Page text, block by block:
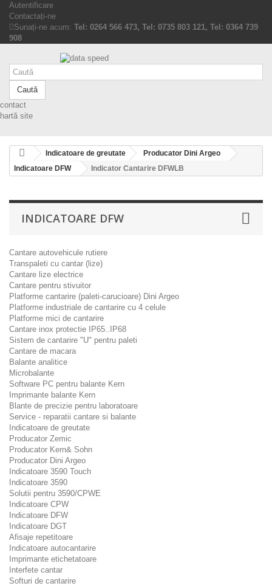
Autentificare
Contactați-ne
Sunați-ne acum: Tel: 0264 566 473, Tel: 0735 803 121, Tel: 0364 739
908
Caută
contact
hartă site
Indicatoare de greutate
Producator Dini Argeo
Indicatoare DFW
Indicator Cantarire DFWLB
INDICATOARE DFW
Cantare autovehicule rutiere
Transpaleti cu cantar (lize)
Cantare lize electrice
Cantare pentru stivuitor
Platforme cantarire (paleti-carucioare) Dini Argeo
Platforme industriale de cantarire cu 4 celule
Platforme mici de cantarire
Cantare inox protectie IP65..IP68
Sistem de cantarire "U" pentru paleti
Cantare de macara
Balante analitice
Microbalante
Software PC pentru balante Kern
Imprimante balante Kern
Blante de precizie pentru laboratoare
Service - reparatii cantare si balante
Indicatoare de greutate
Producator Zemic
Producator Kern& Sohn
Producator Dini Argeo
Indicatoare 3590 Touch
Indicatoare 3590
Solutii pentru 3590/CPWE
Indicatoare CPW
Indicatoare DFW
Indicatoare DGT
Afisaje repetitoare
Indicatoare autocantarire
Imprimante etichetatoare
Interfete cantar
Softuri de cantarire